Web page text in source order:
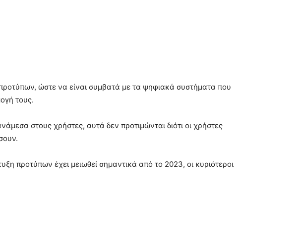
ώστε να είναι συμβατά με τα ψηφιακά συστήματα που
τους.
στους χρήστες, αυτά δεν προτιμώνται διότι οι χρήστες
προτύπων έχει μειωθεί σημαντικά από το 2023, οι κυριότεροι